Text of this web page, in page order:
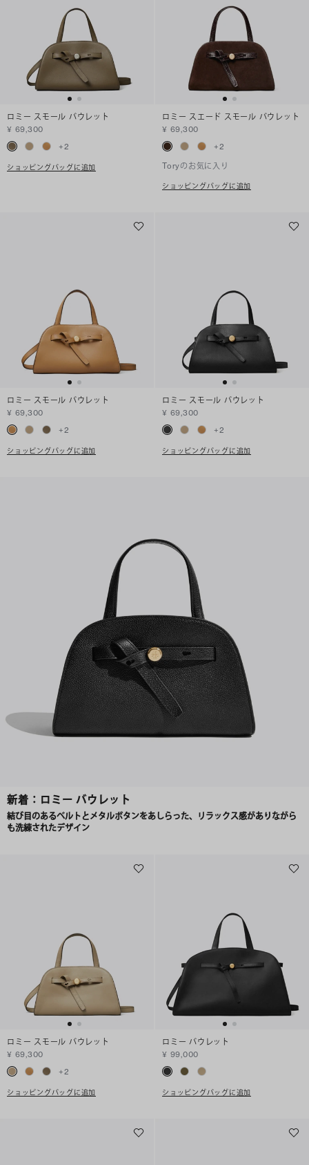
ロミー スモール バウレット
¥ 69,300
+2
ショッピングバッグに追加
ロミー スエード スモール バウレット
¥ 69,300
+2
Toryのお気に入り
ショッピングバッグに追加
ロミー スモール バウレット
¥ 69,300
+2
ショッピングバッグに追加
ロミー スモール バウレット
¥ 69,300
+2
ショッピングバッグに追加
新着：ロミー バウレット
結び目のあるベルトとメタルボタンをあしらった、リラックス感がありながら
も洗練されたデザイン
ロミー スモール バウレット
¥ 69,300
+2
ショッピングバッグに追加
ロミー バウレット
¥ 99,000
ショッピングバッグに追加